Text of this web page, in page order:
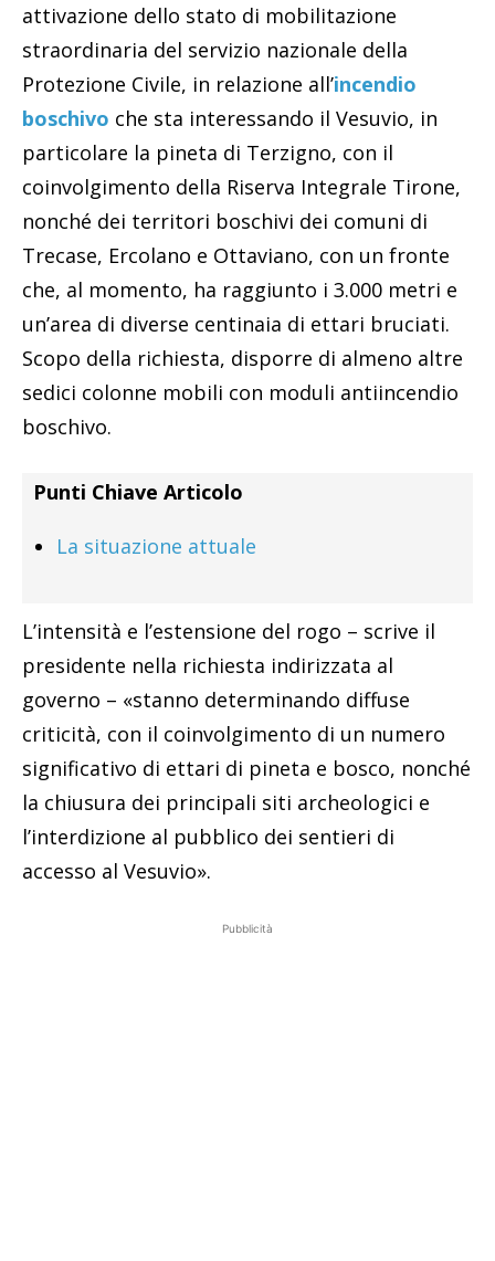
attivazione dello stato di mobilitazione
straordinaria del servizio nazionale della
Protezione Civile, in relazione all’incendio
boschivo che sta interessando il Vesuvio, in
particolare la pineta di Terzigno, con il
coinvolgimento della Riserva Integrale Tirone,
nonché dei territori boschivi dei comuni di
Trecase, Ercolano e Ottaviano, con un fronte
che, al momento, ha raggiunto i 3.000 metri e
un’area di diverse centinaia di ettari bruciati.
Scopo della richiesta, disporre di almeno altre
sedici colonne mobili con moduli antiincendio
boschivo.
Punti Chiave Articolo
La situazione attuale
L’intensità e l’estensione del rogo – scrive il
presidente nella richiesta indirizzata al
governo – «stanno determinando diffuse
criticità, con il coinvolgimento di un numero
significativo di ettari di pineta e bosco, nonché
la chiusura dei principali siti archeologici e
l’interdizione al pubblico dei sentieri di
accesso al Vesuvio».
Pubblicità